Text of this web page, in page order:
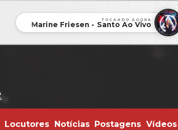
TOCANDO AGORA
Marine Friesen - Santo Ao Vivo
Locutores Notícias Postagens Vídeos